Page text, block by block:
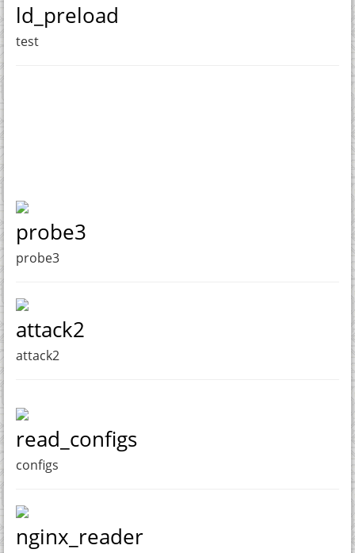
ld_preload
test
probe3
probe3
attack2
attack2
read_configs
configs
nginx_reader